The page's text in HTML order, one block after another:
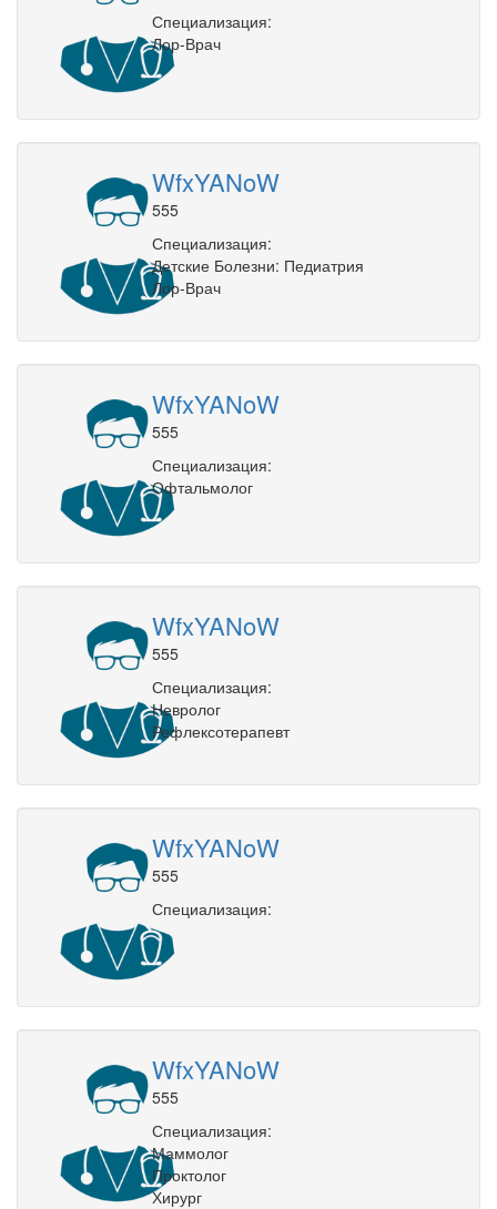
Специализация:
Лор-Врач
WfxYANoW
555
Специализация:
Детские Болезни: Педиатрия
Лор-Врач
WfxYANoW
555
Специализация:
Офтальмолог
WfxYANoW
555
Специализация:
Невролог
Рефлексотерапевт
WfxYANoW
555
Специализация:
WfxYANoW
555
Специализация:
Маммолог
Проктолог
Хирург